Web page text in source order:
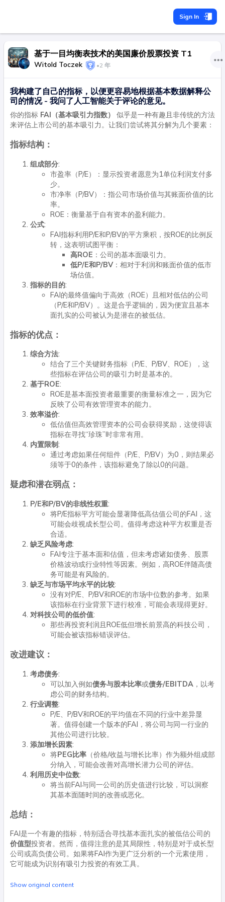
Sign In
基于一目均衡表技术的美国廉价股票投资 T1
Witold Toczek •2 年
我构建了自己的指标，以便更容易地根据基本数据解释公
司的情况 - 我问了人工智能关于评论的意见。
你的指标 FAI（基本吸引力指数）
似乎是一种有趣且非传统的方法
来评估上市公司的基本吸引力。让我们尝试将其分解为几个要素：
指标结构：
组成部分:
市盈率（P/E）：显示投资者愿意为1单位利润支付多
少。
市净率（P/BV）：指公司市场价值与其账面价值的比
率。
ROE：衡量基于自有资本的盈利能力。
公式:
FAI指标利用P/E和P/BV的平方乘积，按ROE的比例反
转，这表明试图平衡：
高ROE ：公司的基本面吸引力。
低P/E和P/BV：相对于利润和账面价值的低市
场估值。
指标的目的:
FAI的最终值偏向于高效（ROE）且相对低估的公司
（P/E和P/BV）。这是合乎逻辑的，因为便宜且基本
面扎实的公司被认为是潜在的被低估。
指标的优点：
综合方法:
结合了三个关键财务指标（P/E、P/BV、ROE），这
些指标在评估公司的吸引力时是基本的。
基于ROE:
ROE是基本面投资者最重要的衡量标准之一，因为它
反映了公司有效管理资本的能力。
效率溢价:
低估值但高效管理资本的公司会获得奖励，这使得该
指标在寻找“珍珠”时非常有用。
内置限制:
通过考虑如果任何组件（P/E、P/BV）为0，则结果必
须等于0的条件，该指标避免了除以0的问题。
疑虑和潜在弱点：
P/E和P/BV的非线性权重:
将P/E指标平方可能会显著降低高估值公司的FAI，这
可能会歧视成长型公司。值得考虑这种平方权重是否
合适。
缺乏风险考虑:
FAI专注于基本面和估值，但未考虑诸如债务、股票
价格波动或行业特性等因素。例如，高ROE伴随高债
务可能是有风险的。
缺乏与市场平均水平的比较:
没有对P/E、P/BV和ROE的市场中位数的参考。如果
该指标在行业背景下进行校准，可能会表现得更好。
对科技公司的低价值:
那些再投资利润且ROE低但增长前景高的科技公司，
可能会被该指标错误评估。
改进建议：
考虑债务:
可以加入例如债务与股本比率或债务/EBITDA ，以考
虑公司的财务结构。
行业调整:
P/E、P/BV和ROE的平均值在不同的行业中差异显
著。值得创建一个版本的FAI，将公司与同一行业的
其他公司进行比较。
添加增长因素:
将PEG比率 （价格/收益与增长比率）作为额外组成部
分纳入，可能会改善对高增长潜力公司的评估。
利用历史中位数:
将当前FAI与同一公司的历史值进行比较，可以洞察
其基本面随时间的改善或恶化。
总结：
FAI是一个有趣的指标，特别适合寻找基本面扎实的被低估公司的
价值型投资者。然而，值得注意的是其局限性，特别是对于成长型
公司或高负债公司。如果将FAI作为更广泛分析的一个元素使用，
它可能成为识别有吸引力投资的有效工具。
Show original content